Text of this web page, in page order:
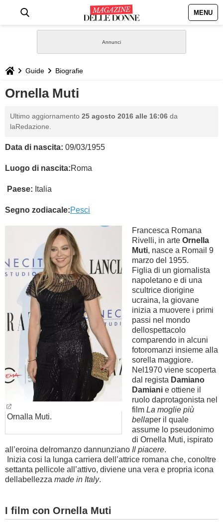
MENU
STILE
BIOGRAFIE
GASTRONOMIA
CAPELLI
SESSO
DIETA
GUIDE
FORUM
Guide Biografie
Ornella Muti
Ultimo aggiornamento 25 agosto 2016 alle 16:06 da
laRedazione.
Data di nascita: 09/03/1955
Luogo di nascita:Roma
Paese: Italia
Segno zodiacale:Pesci
Ornalla Muti.
Francesca Romana
Rivelli, in arte Ornella
Muti, nasce a Romail 9
marzo del 1955.
Figlia di un giornalista
napoletano e di una
scultrice diorigine
ucraina, la giovane
inizia a muovere i primi
passi nel mondo
dellospettacolo
comparendo in alcuni
fotoromanzi insieme alla
sorella maggiore.
Nel1970 viene scoperta
dal regista Damiano
Damiani e ottiene il
ruolo daprotagonista nel
film La moglie più
bellaper il quale
assume lo pseudonimo
di Ornella Muti, ispirato
all’eroina delromanzo dannunziano Il piacere.
Inizia cosi la lunga carriera dell’attrice romana che, conoltre
settanta pellicole all’attivo, diviene una vera e propria icona
dellabellezza made in Italy.
I film con Ornella Muti